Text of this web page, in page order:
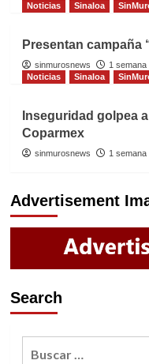
Noticias
Sinaloa
Presentan campaña
sinmurosnews
1 semana
Noticias
Sinaloa
Inseguridad golpea
Coparmex
sinmurosnews 1 semana
Advertisement
Search